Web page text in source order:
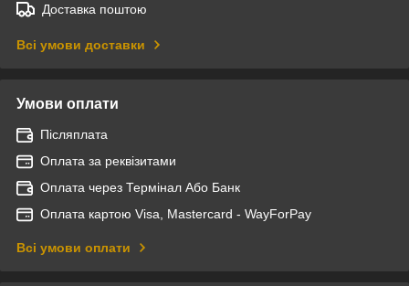
Доставка поштою
Всі умови доставки
Умови оплати
Післяплата
Оплата за реквізитами
Оплата через Термінал Або Банк
Оплата картою Visa, Mastercard - WayForPay
Всі умови оплати